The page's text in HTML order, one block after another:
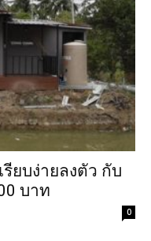
ยบง่ายลงตัว กับ
บาท
0